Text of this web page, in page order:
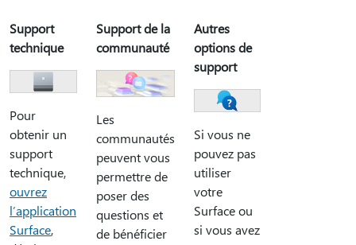
Support
technique
Pour
obtenir un
support
technique,
ouvrez
l’application
Surface,
Support de la
communauté
Les
communautés
peuvent vous
permettre de
poser des
questions et
de bénéficier
Autres
options de
support
Si vous ne
pouvez pas
utiliser
votre
Surface ou
si vous avez